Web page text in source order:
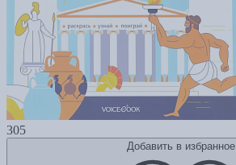
305
Добавить в избранное